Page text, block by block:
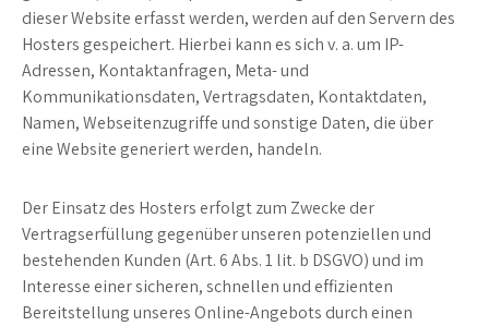
dieser Website erfasst werden, werden auf den Servern des
Hosters gespeichert. Hierbei kann es sich v. a. um IP-
Adressen, Kontaktanfragen, Meta- und
Kommunikationsdaten, Vertragsdaten, Kontaktdaten,
Namen, Webseitenzugriffe und sonstige Daten, die über
eine Website generiert werden, handeln.
Der Einsatz des Hosters erfolgt zum Zwecke der
Vertragserfüllung gegenüber unseren potenziellen und
bestehenden Kunden (Art. 6 Abs. 1 lit. b DSGVO) und im
Interesse einer sicheren, schnellen und effizienten
Bereitstellung unseres Online-Angebots durch einen